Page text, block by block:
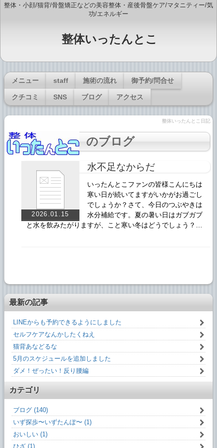
整体・小顔/猫背/骨盤矯正などの美容整体・産後骨盤ケア/マタニティー/気
功/エネルギー
整体いったんとこ
メニュー staff 施術の流れ 御予約/問合せ
クチコミ SNS ブログ アクセス
整体いったんとこ日記
のブログ
2026.01.15
水不足なからだ
いったんとこファンの皆様こんにちは
寒い日が続いてますがいかがお過ごし
でしょうか？さて、今日のつぶやきは
水分補給です。夏の暑い日はガブガブ
と水を飲みたがりますが、こと寒い冬はどうでしょう？…
最新の記事
LINEからも予約できるようにしました
セルフケアなんかしたくねえ
猫背あなどるな
5月のスケジュールを追加しました
ダメ！ぜったい！反り腰編
カテゴリ
ブログ (140)
いず探歩〜いずたんぽ〜 (1)
おいしい (1)
ひざ (1)